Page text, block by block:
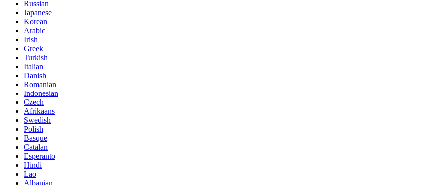
Russian
Japanese
Korean
Arabic
Irish
Greek
Turkish
Italian
Danish
Romanian
Indonesian
Czech
Afrikaans
Swedish
Polish
Basque
Catalan
Esperanto
Hindi
Lao
Albanian